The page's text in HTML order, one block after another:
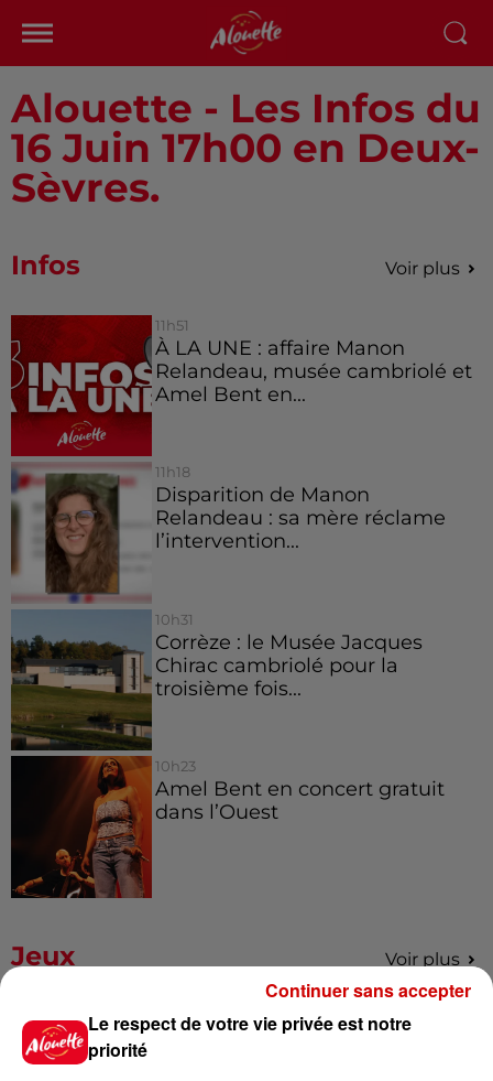
Alouette - Les Infos du
16 Juin 17h00 en Deux-
Sèvres.
Infos Voir plus
11h51
À LA UNE : affaire Manon
Relandeau, musée cambriolé et
Amel Bent en...
11h18
Disparition de Manon
Relandeau : sa mère réclame
l’intervention...
10h31
Corrèze : le Musée Jacques
Chirac cambriolé pour la
troisième fois...
10h23
Amel Bent en concert gratuit
dans l’Ouest
Jeux Voir plus
Gagnez vos places pour le
Festival du Roi Arthur 2026 !
Le respect de votre vie privée est notre
priorité
Continuer sans accepter